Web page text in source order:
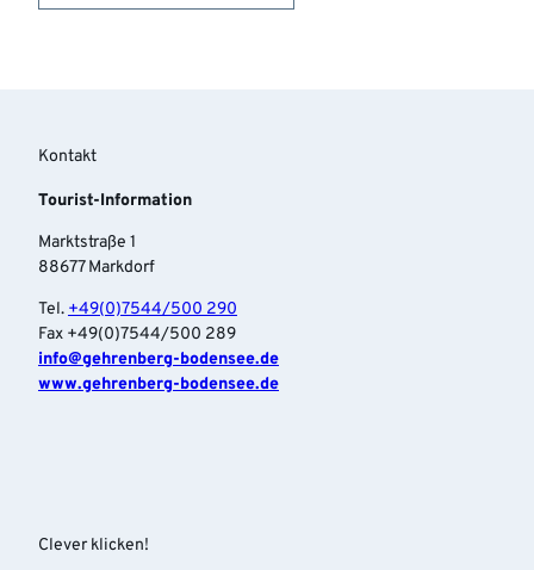
Kontakt
Tourist-Information
Marktstraße 1
88677 Markdorf
Tel. +49(0)7544/500 290
Fax +49(0)7544/500 289
info‎@gehrenberg-bodensee.de
www.gehrenberg-bodensee.de
Clever klicken!